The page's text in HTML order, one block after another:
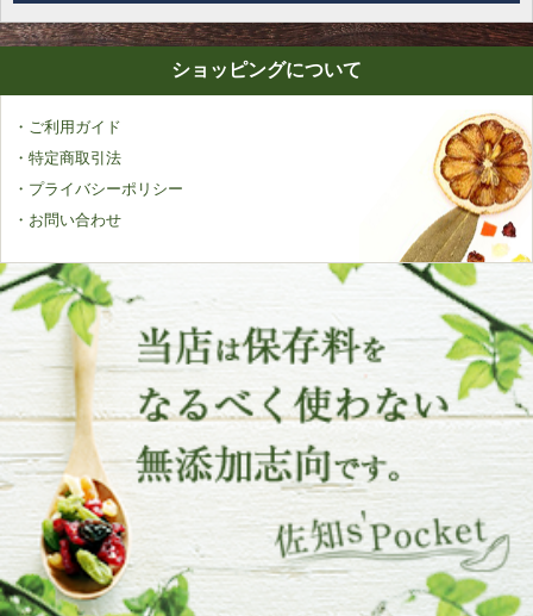
ショッピングについて
・ご利用ガイド
・特定商取引法
・プライバシーポリシー
・お問い合わせ